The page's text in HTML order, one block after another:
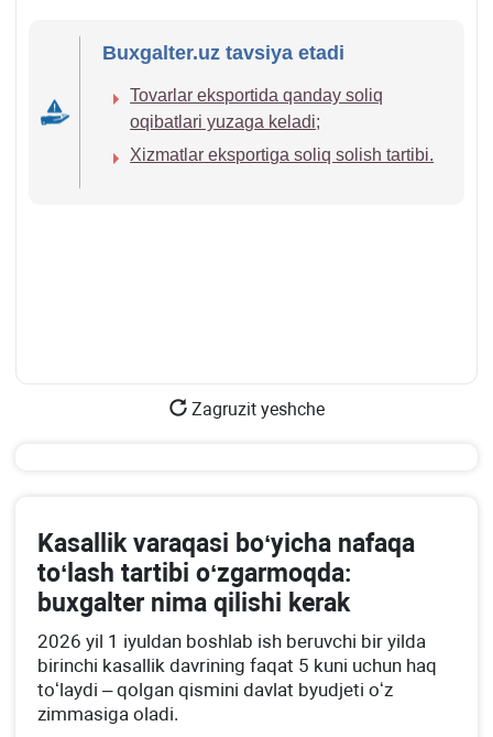
Buxgalter.uz tavsiya etadi
Tovarlar eksportida qanday soliq
oqibatlari yuzaga keladi;
Xizmatlar eksportiga soliq solish tartibi.
Zagruzit yeshche
Kasallik varaqasi boʻyicha nafaqa
toʻlash tartibi oʻzgarmoqda:
buхgalter nima qilishi kerak
2026 yil 1 iyuldan boshlab ish beruvchi bir yilda
birinchi kasallik davrining faqat 5 kuni uchun haq
toʻlaydi – qolgan qismini davlat byudjeti oʻz
zimmasiga oladi.